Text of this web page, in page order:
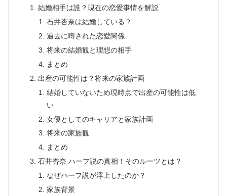
結婚相手は誰？現在の恋愛事情を解説
石井杏奈は結婚している？
過去に噂された恋愛関係
将来の結婚観と理想の相手
まとめ
出産の可能性は？将来の家族計画
結婚していないため現時点で出産の可能性は低
い
女優としてのキャリアと家族計画
将来の家族観
まとめ
石井杏奈 ハーフ説の真相！そのルーツとは？
なぜハーフ説が浮上したのか？
家族背景